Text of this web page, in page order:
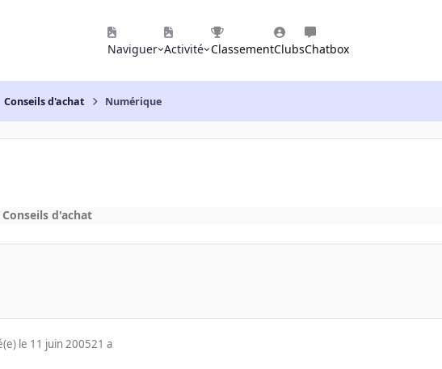
Naviguer Activité ClassementClubsChatbox
Conseils d'achat Numérique
Conseils d'achat
le 11 juin 200521 a